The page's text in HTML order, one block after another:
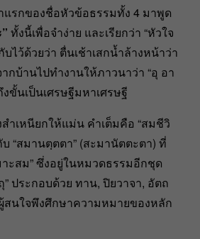
แรกของชื่อหัวข้อธรรมทั้ง 4 มาพูด
ทั้งนี้เพื่อจำง่าย และเรียกว่า “หัวใจ
ไว้ด้วยว่า ตื่นเช้าเสกน้ำล้างหน้าว่า
กบ้านไปทำงานให้ภาวนาว่า “อุ อา
ขั้นเป็นเศรษฐีมหาเศรษฐี
ำเหนียกให้แม่น คำเต็มคือ “สมชีวิ
“สมานตฺตตา” (สะมานัตตะตา) ที่
าะสม” ซึ่งอยู่ในหมวดธรรมอีกชุด
” ประกอบด้วย ทาน, ปิยวาจา, อัตถ
สนใจพึงศึกษาความหมายของหลัก